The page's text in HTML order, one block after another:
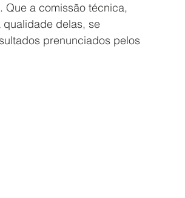
Que a comissão técnica,
qualidade delas, se
prenunciados pelos